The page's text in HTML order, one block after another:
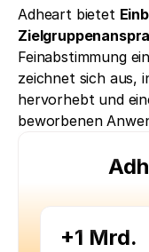
Adheart bietet
Feinabstimmung
zeichnet sich aus,
hervorhebt und
beworbenen
+1 Mrd.